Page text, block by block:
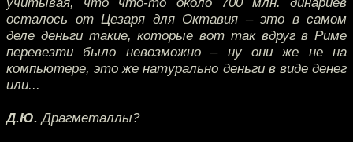
осталось от Цезаря для Октавия – это в самом
деле деньги такие, которые вот так вдруг в Риме
перевезти было невозможно – ну они же не на
компьютере, это же натурально деньги в виде денег
или...
Д.Ю. Драгметаллы?